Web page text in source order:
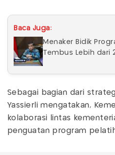
Baca Juga:
Menaker Bidik
Tembus Lebih dari
Sebagai bagian dari
Yassierli mengatakan,
kolaborasi lintas
penguatan program